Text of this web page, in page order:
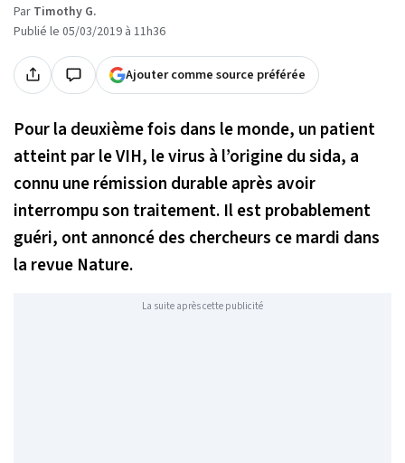
Par Timothy G.
Publié le 05/03/2019 à 11h36
Ajouter comme source préférée
Pour la deuxième fois dans le monde, un patient
atteint par le VIH, le virus à l’origine du sida, a
connu une rémission durable après avoir
interrompu son traitement. Il est probablement
guéri, ont annoncé des chercheurs ce mardi dans
la revue Nature.
La suite après cette publicité